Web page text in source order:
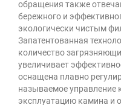
обращения также
бережного и
экологически чистым
Запатентованная
количество
увеличивает
оснащена плавно
называемое
эксплуатацию камина и